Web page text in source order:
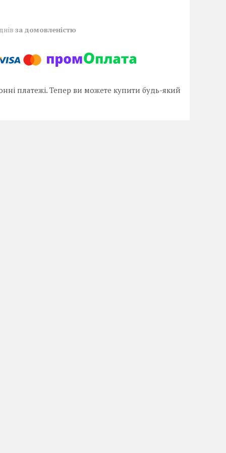
за домовленістю
платежі. Тепер ви можете купити будь-який